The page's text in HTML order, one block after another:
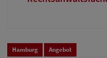
Hamburg Angebot